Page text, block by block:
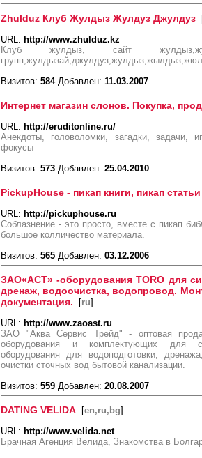
Zhulduz Клуб Жулдыз Жулдуз Джулдуз
URL: http://www.zhulduz.kz
Клуб жулдыз, сайт
Визитов: 584Добавлен: 11.03.2007
Интернет магазин слонов. Покупка,
URL: http://eruditonline.ru/
Анекдоты, головоломки, загадки, задачи,
фокусы
Визитов: 573 Добавлен: 25.04.2010
PickupHouse - пикап книги, пикап статьи
URL: http://pickuphouse.ru
Соблазнение - это просто, вместе с пикап
большое колличество материала.
Визитов: 565 Добавлен: 03.12.2006
ЗАО«АСТ» -оборудования TORO для
дренаж, водоочистка, водопровод.
документация. [ru]
URL: http://www.zaoast.ru
ЗАО "Аква Сервис Трейд" - оптовая
оборудования и комплектующих для
оборудования для водоподготовки,
очистки сточных вод бытовой канализации.
Визитов: 559 Добавлен: 20.08.2007
DATING VELIDA [en,ru,bg]
URL: http://www.velida.net
Брачная Агенция Велида, Знакомства в